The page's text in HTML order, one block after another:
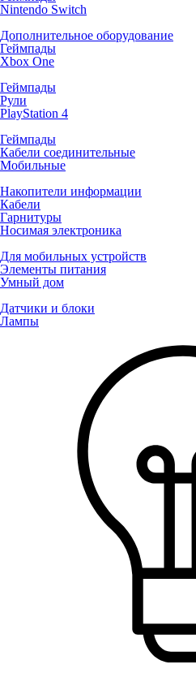
Nintendo Switch
Дополнительное оборудование
Геймпады
Xbox One
Геймпады
Рули
PlayStation 4
Геймпады
Кабели соединительные
Мобильные
Накопители информации
Кабели
Гарнитуры
Носимая электроника
Для мобильных устройств
Элементы питания
Умный дом
Датчики и блоки
Лампы